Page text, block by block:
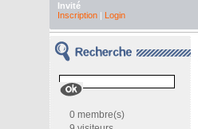
Invité
Inscription| Login
0 membre(s)